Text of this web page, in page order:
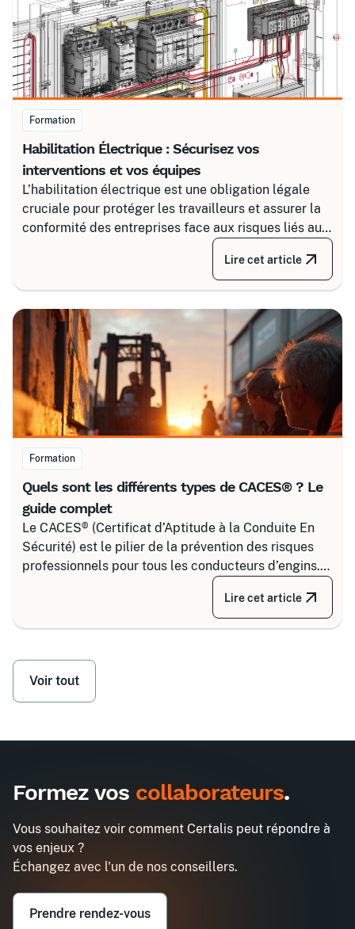
Formation
Habilitation Électrique : Sécurisez vos
interventions et vos équipes
L’habilitation électrique est une obligation légale
cruciale pour protéger les travailleurs et assurer la
conformité des entreprises face aux risques liés au
courant. Certalis vous accompagne avec des
formations sur-mesure, initiales ou de recyclage,
pour maîtriser tous les niveaux de sécurité, du
tension.
Lire cet article
Formation
Quels sont les différents types de CACES® ? Le
guide complet
Le CACES® (Certificat d’Aptitude à la Conduite En
Sécurité) est le pilier de la prévention des risques
professionnels pour tous les conducteurs d’engins.
Depuis la réforme de 2020, il s’articule autour de 8
grandes familles d’équipements, divisées selon
Lire cet article
Voir tout
Formez vos collaborateurs.
Vous souhaitez voir comment Certalis peut répondre à
vos enjeux ?
Échangez avec l'un de nos conseillers.
Prendre rendez-vous